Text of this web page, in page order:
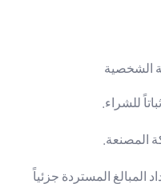
الشخصية
للشراء.
المصنعة.
المبالغ المستردة جزئياً